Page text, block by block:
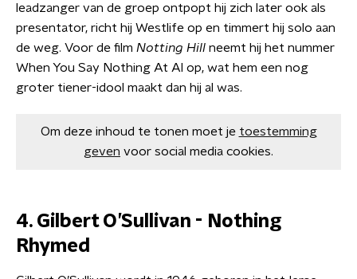
leadzanger van de groep ontpopt hij zich later ook als
presentator, richt hij Westlife op en timmert hij solo aan
de weg. Voor de film Notting Hill neemt hij het nummer
When You Say Nothing At Al op, wat hem een nog
groter tiener-idool maakt dan hij al was.
Om deze inhoud te tonen moet je toestemming
geven voor social media cookies.
4. Gilbert O’Sullivan - Nothing
Rhymed